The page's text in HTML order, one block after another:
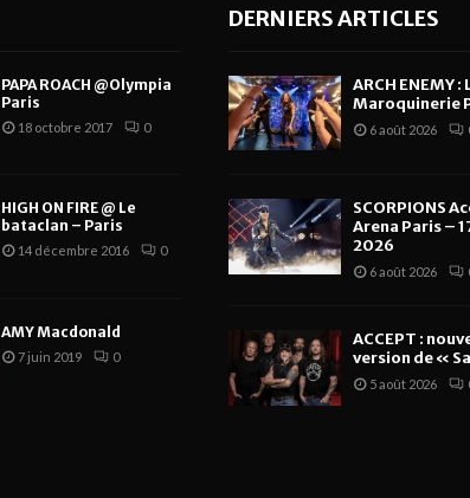
PAPA ROACH @Olympia
Paris
18 octobre 2017 0
HIGH ON FIRE @ Le
bataclan – Paris
14 décembre 2016 0
AMY Macdonald
7 juin 2019 0
DERNIERS ARTICLES
ARCH ENEMY :
Maroquinerie
6 août 2026
SCORPIONS
Arena Paris –
2026
6 août 2026
ACCEPT :
version de «
5 août 2026